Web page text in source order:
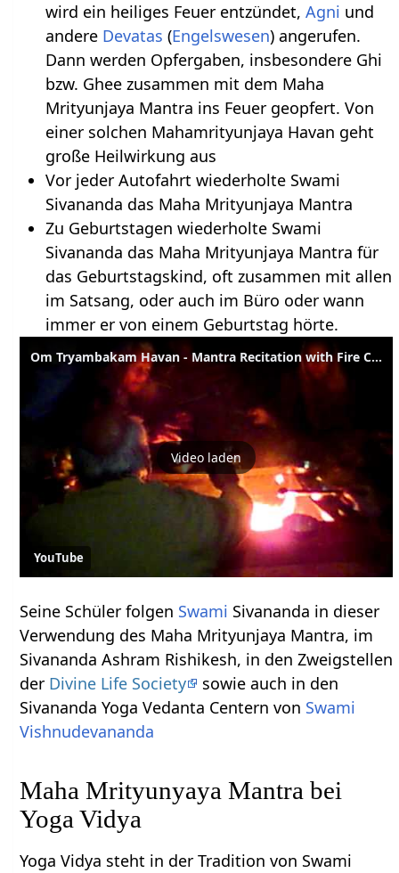
wird ein heiliges Feuer entzündet, Agni und
andere Devatas (Engelswesen) angerufen.
Dann werden Opfergaben, insbesondere Ghi
bzw. Ghee zusammen mit dem Maha
Mrityunjaya Mantra ins Feuer geopfert. Von
einer solchen Mahamrityunjaya Havan geht
große Heilwirkung aus
Vor jeder Autofahrt wiederholte Swami
Sivananda das Maha Mrityunjaya Mantra
Zu Geburtstagen wiederholte Swami
Sivananda das Maha Mrityunjaya Mantra für
das Geburtstagskind, oft zusammen mit allen
im Satsang, oder auch im Büro oder wann
immer er von einem Geburtstag hörte.
Om Tryambakam Havan - Mantra Recitation with Fire Ceremony Sivananda Ashram Rishikesh
Video laden
YouTube
Seine Schüler folgen Swami Sivananda in dieser
Verwendung des Maha Mrityunjaya Mantra, im
Sivananda Ashram Rishikesh, in den Zweigstellen
der Divine Life Society
sowie auch in den
Sivananda Yoga Vedanta Centern von Swami
Vishnudevananda
Maha Mrityunyaya Mantra bei
Yoga Vidya
Yoga Vidya steht in der Tradition von Swami